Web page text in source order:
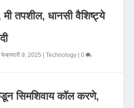
तपशील, धानसी वैशिष्ट्ये
फेब्रुवारी 9, 2025 |Technology |0
सिमशिवाय कॉल करणे,